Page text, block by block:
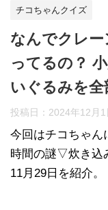
チコちゃんクイズ
なんでクレ
ってるの？
いぐるみを
投稿日： 2024年12月1
今回はチコちゃ
時間の謎▽炊き込
11月29日を紹介。